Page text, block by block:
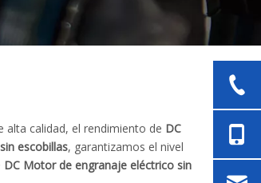
alta calidad, el rendimiento de DC
escobillas, garantizamos el nivel
DC Motor de engranaje eléctrico sin